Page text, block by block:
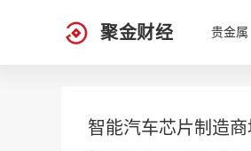
聚金财经 贵金属
智能汽车芯片制造